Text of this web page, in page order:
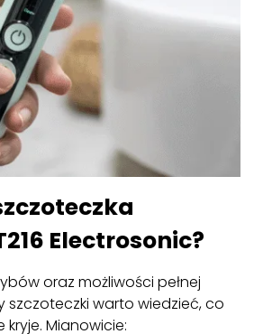
Electrosonic?
oraz możliwości pełnej
szczoteczki warto wiedzieć, co
Mianowicie: